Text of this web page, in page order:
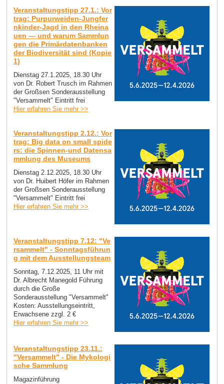
Veranstaltungstipp 27.1.: Vor
trag: Purpurweiden-Jungfer
nkinder-Jagd in den Rheina
uen — und warum Sammlun
gen die Primärdatenbanken
der Biodiversität sind (Kopie
1)
Dienstag 27.1.2025, 18.30 Uhr
von Dr. Robert Trusch im Rahmen
der Großsen Sonderausstellung
"Versammelt" Eintritt frei
Hier erfahren Sie mehr >>
Veranstaltungstipp 2.12.: Vor
trag: Big data on small spide
rs: die Spinnen-und Datensa
mmlung des Museums
Dienstag 2.12.2025, 18.30 Uhr
von Dr. Huibert Höfer im Rahmen
der Großsen Sonderausstellung
"Versammelt" Eintritt frei
Hier erfahren Sie mehr >>
Veranstaltungstipp 7.12: "Ve
rsammelt" - Sonntagsführun
g mit dem Ausstellungsteam
Sonntag, 7.12.2025, 11 Uhr mit
Dr. Albrecht Manegold Führung
durch die Große
Sonderausstellung "Versammelt"
Kosten: Ausstellungseintritt,
Erwachsene zzgl. 2 €
Hier erfahren Sie mehr >>
Veranstaltungstipp 23.11.:
"Versammelt" - Die Mykologi
sche Sammlung
Magazinführung